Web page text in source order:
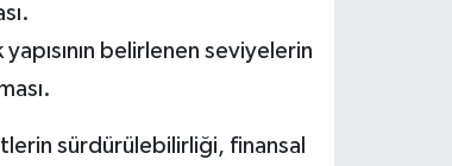
belirlenen seviyelerin
sürdürülebilirliği, finansal